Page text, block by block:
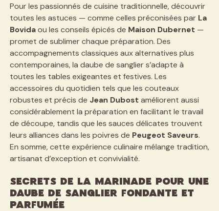
Pour les passionnés de cuisine traditionnelle, découvrir
toutes les astuces — comme celles préconisées par La
Bovidaou les conseils épicés de Maison Dubernet —
promet de sublimer chaque préparation. Des
accompagnements classiques aux alternatives plus
contemporaines, la daube de sanglier s’adapte à
toutes les tables exigeantes et festives. Les
accessoires du quotidien tels que les couteaux
robustes et précis de Jean Dubost améliorent aussi
considérablement la préparation en facilitant le travail
de découpe, tandis que les sauces délicates trouvent
leurs alliances dans les poivres de Peugeot Saveurs.
En somme, cette expérience culinaire mélange tradition,
artisanat d’exception et convivialité.
Secrets de la marinade pour une
daube de sanglier fondante et
parfumée